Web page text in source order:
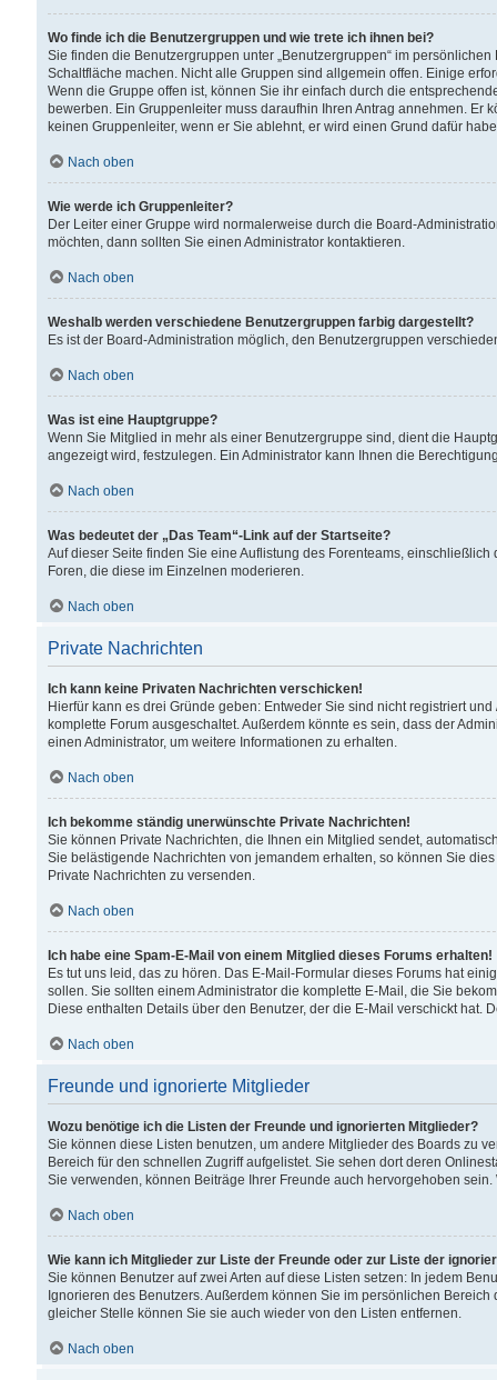
Wo finde ich die Benutzergruppen und wie trete ich ihnen bei?
Sie finden die Benutzergruppen unter „Benutzergruppen“ im
Schaltfläche machen. Nicht alle Gruppen sind allgemein offen. Einige
Wenn die Gruppe offen ist, können Sie ihr einfach durch die
bewerben. Ein Gruppenleiter muss daraufhin Ihren Antrag annehmen.
keinen Gruppenleiter, wenn er Sie ablehnt, er wird einen Grund dafür
Nach oben
Wie werde ich Gruppenleiter?
Der Leiter einer Gruppe wird normalerweise durch die Board-
möchten, dann sollten Sie einen Administrator kontaktieren.
Nach oben
Weshalb werden verschiedene Benutzergruppen farbig dargestellt?
Es ist der Board-Administration möglich, den Benutzergruppen
Nach oben
Was ist eine Hauptgruppe?
Wenn Sie Mitglied in mehr als einer Benutzergruppe sind, dient die
angezeigt wird, festzulegen. Ein Administrator kann Ihnen die
Nach oben
Was bedeutet der „Das Team“-Link auf der Startseite?
Auf dieser Seite finden Sie eine Auflistung des Forenteams,
Foren, die diese im Einzelnen moderieren.
Nach oben
Private Nachrichten
Ich kann keine Privaten Nachrichten verschicken!
Hierfür kann es drei Gründe geben: Entweder Sie sind nicht registriert
komplette Forum ausgeschaltet. Außerdem könnte es sein, dass der
einen Administrator, um weitere Informationen zu erhalten.
Nach oben
Ich bekomme ständig unerwünschte Private Nachrichten!
Sie können Private Nachrichten, die Ihnen ein Mitglied sendet,
Sie belästigende Nachrichten von jemandem erhalten, so können Sie
Private Nachrichten zu versenden.
Nach oben
Ich habe eine Spam-E-Mail von einem Mitglied dieses Forums erhalten!
Es tut uns leid, das zu hören. Das E-Mail-Formular dieses Forums hat
sollen. Sie sollten einem Administrator die komplette E-Mail, die Sie
Diese enthalten Details über den Benutzer, der die E-Mail verschickt hat.
Nach oben
Freunde und ignorierte Mitglieder
Wozu benötige ich die Listen der Freunde und ignorierten Mitglieder?
Sie können diese Listen benutzen, um andere Mitglieder des Boards zu
Bereich für den schnellen Zugriff aufgelistet. Sie sehen dort deren
Sie verwenden, können Beiträge Ihrer Freunde auch hervorgehoben
Nach oben
Wie kann ich Mitglieder zur Liste der Freunde oder zur Liste der
Sie können Benutzer auf zwei Arten auf diese Listen setzen: In jedem
Ignorieren des Benutzers. Außerdem können Sie im persönlichen
gleicher Stelle können Sie sie auch wieder von den Listen entfernen.
Nach oben